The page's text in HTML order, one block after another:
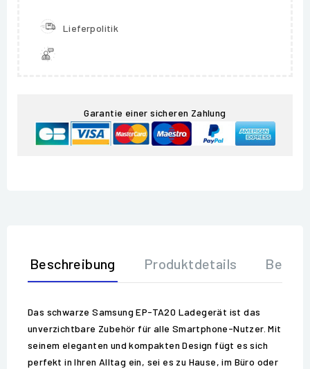
Lieferpolitik
Garantie einer sicheren Zahlung
Beschreibung Produktdetails
Das schwarze Samsung EP-TA20 Ladegerät ist das
unverzichtbare Zubehör für alle Smartphone-Nutzer. Mit
seinem eleganten und kompakten Design fügt es sich
perfekt in Ihren Alltag ein, sei es zu Hause, im Büro oder